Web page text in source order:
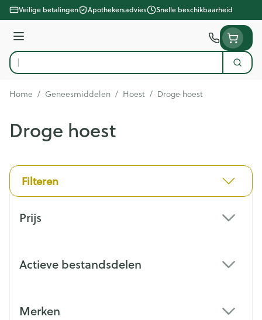
Ga naar de inhoud
Veilige betalingen Apothekersadvies Snelle beschikbaarheid
Menu
Product, merk, categorie...
Zoek
Home / Geneesmiddelen / Hoest / Droge hoest
Droge hoest
Filteren
Prijs
Actieve bestandsdelen
Merken